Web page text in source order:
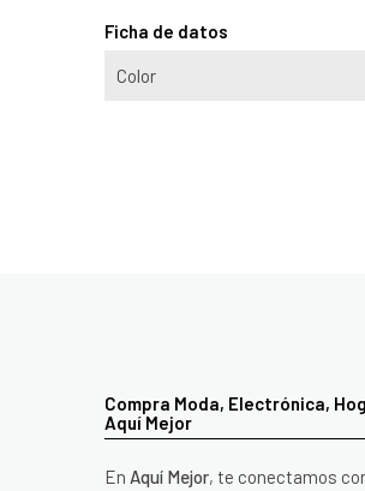
Ficha de datos
Color
Compra Moda, Electrónica,
Aquí Mejor
En Aquí Mejor, te conectamos